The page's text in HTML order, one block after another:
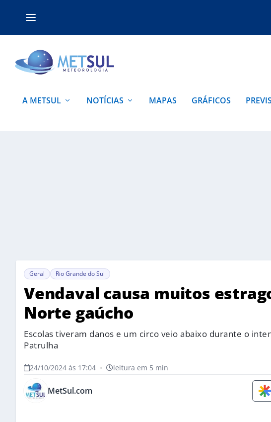
A METSUL NOTÍCIAS MAPAS GRÁFICOS
Geral Rio Grande do Sul
Vendaval causa muitos
Norte gaúcho
Escolas tiveram danos e um circo veio abaixo durante o
Patrulha
24/10/2024 às 17:04 • leitura em 5 min
MetSul.com